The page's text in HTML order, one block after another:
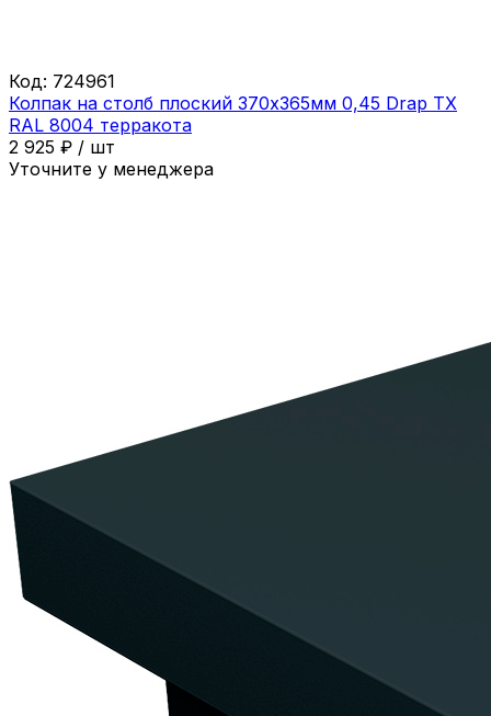
Код: 724961
Колпак на столб плоский 370х365мм 0,45 Drap ТХ
RAL 8004 терракота
2 925 ₽ / шт
Уточните у менеджера